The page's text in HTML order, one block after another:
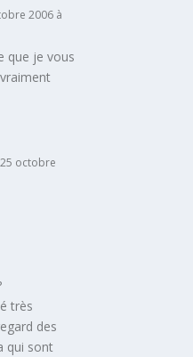
2006 à
que je vous
octobre
très
des
qui sont